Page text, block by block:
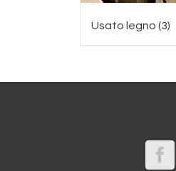
Usato legno (3)